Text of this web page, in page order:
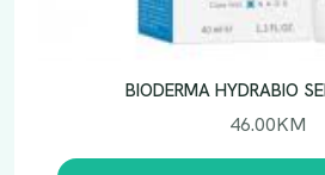
BIODERMA HYDRABIO
46.00KM